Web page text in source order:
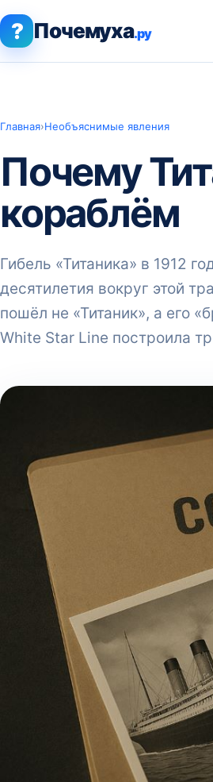
? Почемуха.ру
Главная›Необъяснимые явления
Почему
кораблём
Гибель «Титаника» в 1912
десятилетия вокруг этой
пошёл не «Титаник», а его
White Star Line построила